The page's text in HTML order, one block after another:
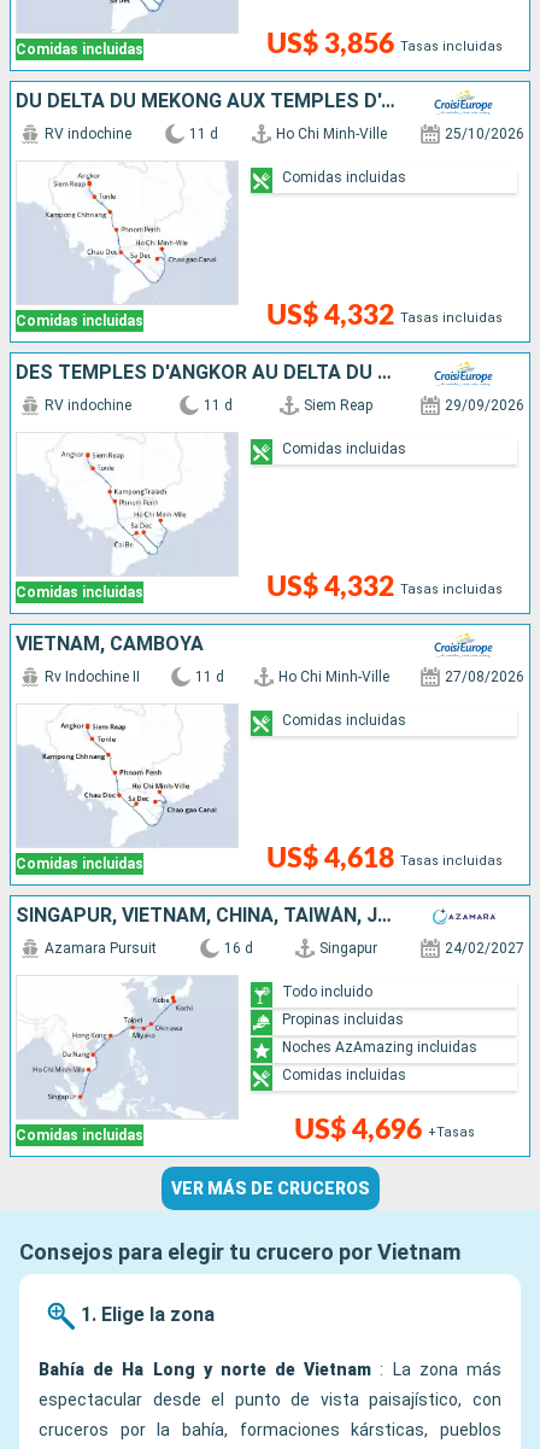
Comidas incluidas US$ 3,856 Tasas incluidas
DU DELTA DU MÉKONG AUX TEMPLES D'ANGKOR (FORMULE PORT/PORT)
Comidas incluidas
RV indochine 11 d Ho Chi Minh-Ville 25/10/2026
US$ 4,332 Tasas incluidas
Comidas incluidas
DES TEMPLES D'ANGKOR AU DELTA DU MÉKONG
Comidas incluidas
RV indochine 11 d Siem Reap 29/09/2026
US$ 4,332 Tasas incluidas
Comidas incluidas
VIETNAM, CAMBOYA
Comidas incluidas
Rv Indochine II 11 d Ho Chi Minh-Ville 27/08/2026
US$ 4,618 Tasas incluidas
Comidas incluidas
SINGAPUR, VIETNAM, CHINA, TAIWÁN, JAPÓN
Comidas incluidas
Azamara Pursuit 16 d Singapur 24/02/2027
US$ 4,696 +Tasas
Todo incluido
Propinas incluidas
Noches AzAmazing incluidas
Comidas incluidas
VER MÁS DE CRUCEROS
Consejos para elegir tu crucero por Vietnam
1. Elige la zona
Bahía de Ha Long y norte de Vietnam : La zona más
espectacular desde el punto de vista paisajístico, con
cruceros por la bahía, formaciones kársticas, pueblos